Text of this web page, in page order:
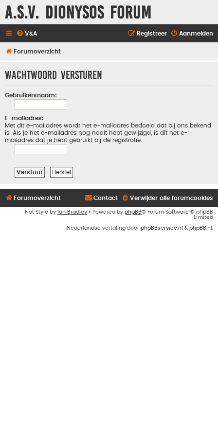
A.S.V. Dionysos Forum
V&A Aanmelden
Registreer
Forumoverzicht
Wachtwoord versturen
Gebruikersnaam:
E-mailadres:
Met dit e-mailadres wordt het e-mailadres bedoeld dat bij ons bekend
is. Als je het e-mailadres nog nooit hebt gewijzigd, is dit het e-
mailadres dat je hebt gebruikt bij de registratie.
Forumoverzicht Verwijder alle forumcookies
Contact
Flat Style by Ian Bradley • Powered by phpBB® Forum Software © phpBB
Limited
Nederlandse vertaling door phpBBservice.nl & phpBB.nl .